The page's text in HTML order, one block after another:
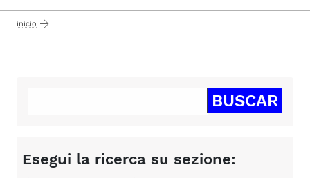
inicio
Esegui la ricerca su sezione: